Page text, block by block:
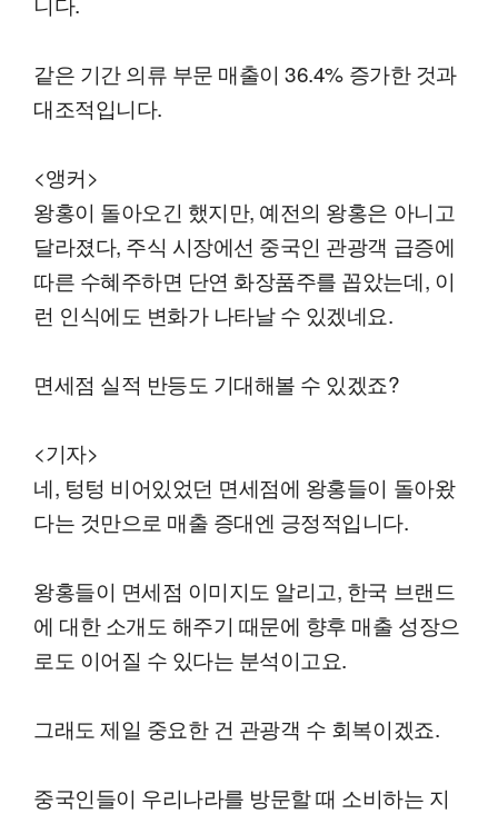
같은 기간 의류 부문 매출이 36.4% 증가한 것과
대조적입니다.
<앵커>
왕홍이 돌아오긴 했지만, 예전의 왕홍은 아니고
달라졌다, 주식 시장에선 중국인 관광객 급증에
따른 수혜주하면 단연 화장품주를 꼽았는데, 이
런 인식에도 변화가 나타날 수 있겠네요.
면세점 실적 반등도 기대해볼 수 있겠죠?
<기자>
네, 텅텅 비어있었던 면세점에 왕홍들이 돌아왔
다는 것만으로 매출 증대엔 긍정적입니다.
왕홍들이 면세점 이미지도 알리고, 한국 브랜드
에 대한 소개도 해주기 때문에 향후 매출 성장으
로도 이어질 수 있다는 분석이고요.
그래도 제일 중요한 건 관광객 수 회복이겠죠.
중국인들이 우리나라를 방문할 때 소비하는 지